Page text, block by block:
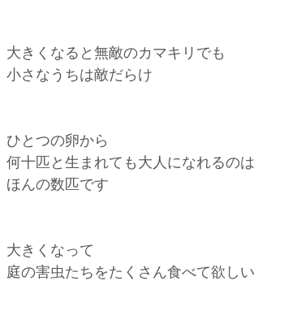
大きくなると無敵のカマキリでも
小さなうちは敵だらけ
ひとつの卵から
何十匹と生まれても大人になれるのは
ほんの数匹です
大きくなって
庭の害虫たちをたくさん食べて欲しい